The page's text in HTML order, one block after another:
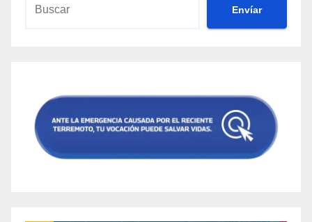
Envíar